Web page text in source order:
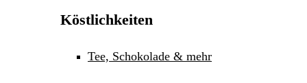
Köstlichkeiten
Tee, Schokolade & mehr